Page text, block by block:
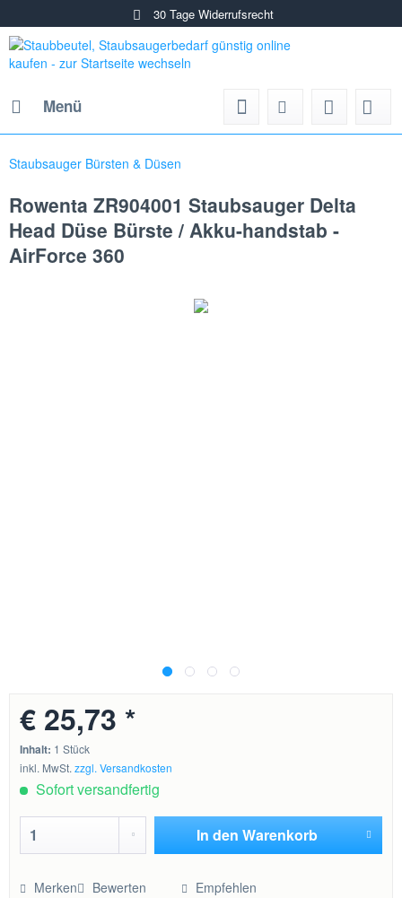
30 Tage Widerrufsrecht
Menü
Staubsauger Bürsten & Düsen
Rowenta ZR904001 Staubsauger Delta
Head Düse Bürste / Akku-handstab -
AirForce 360
€ 25,73 *
Inhalt: 1 Stück
inkl. MwSt.zzgl. Versandkosten
Sofort versandfertig
In den Warenkorb
Merken Bewerten Empfehlen